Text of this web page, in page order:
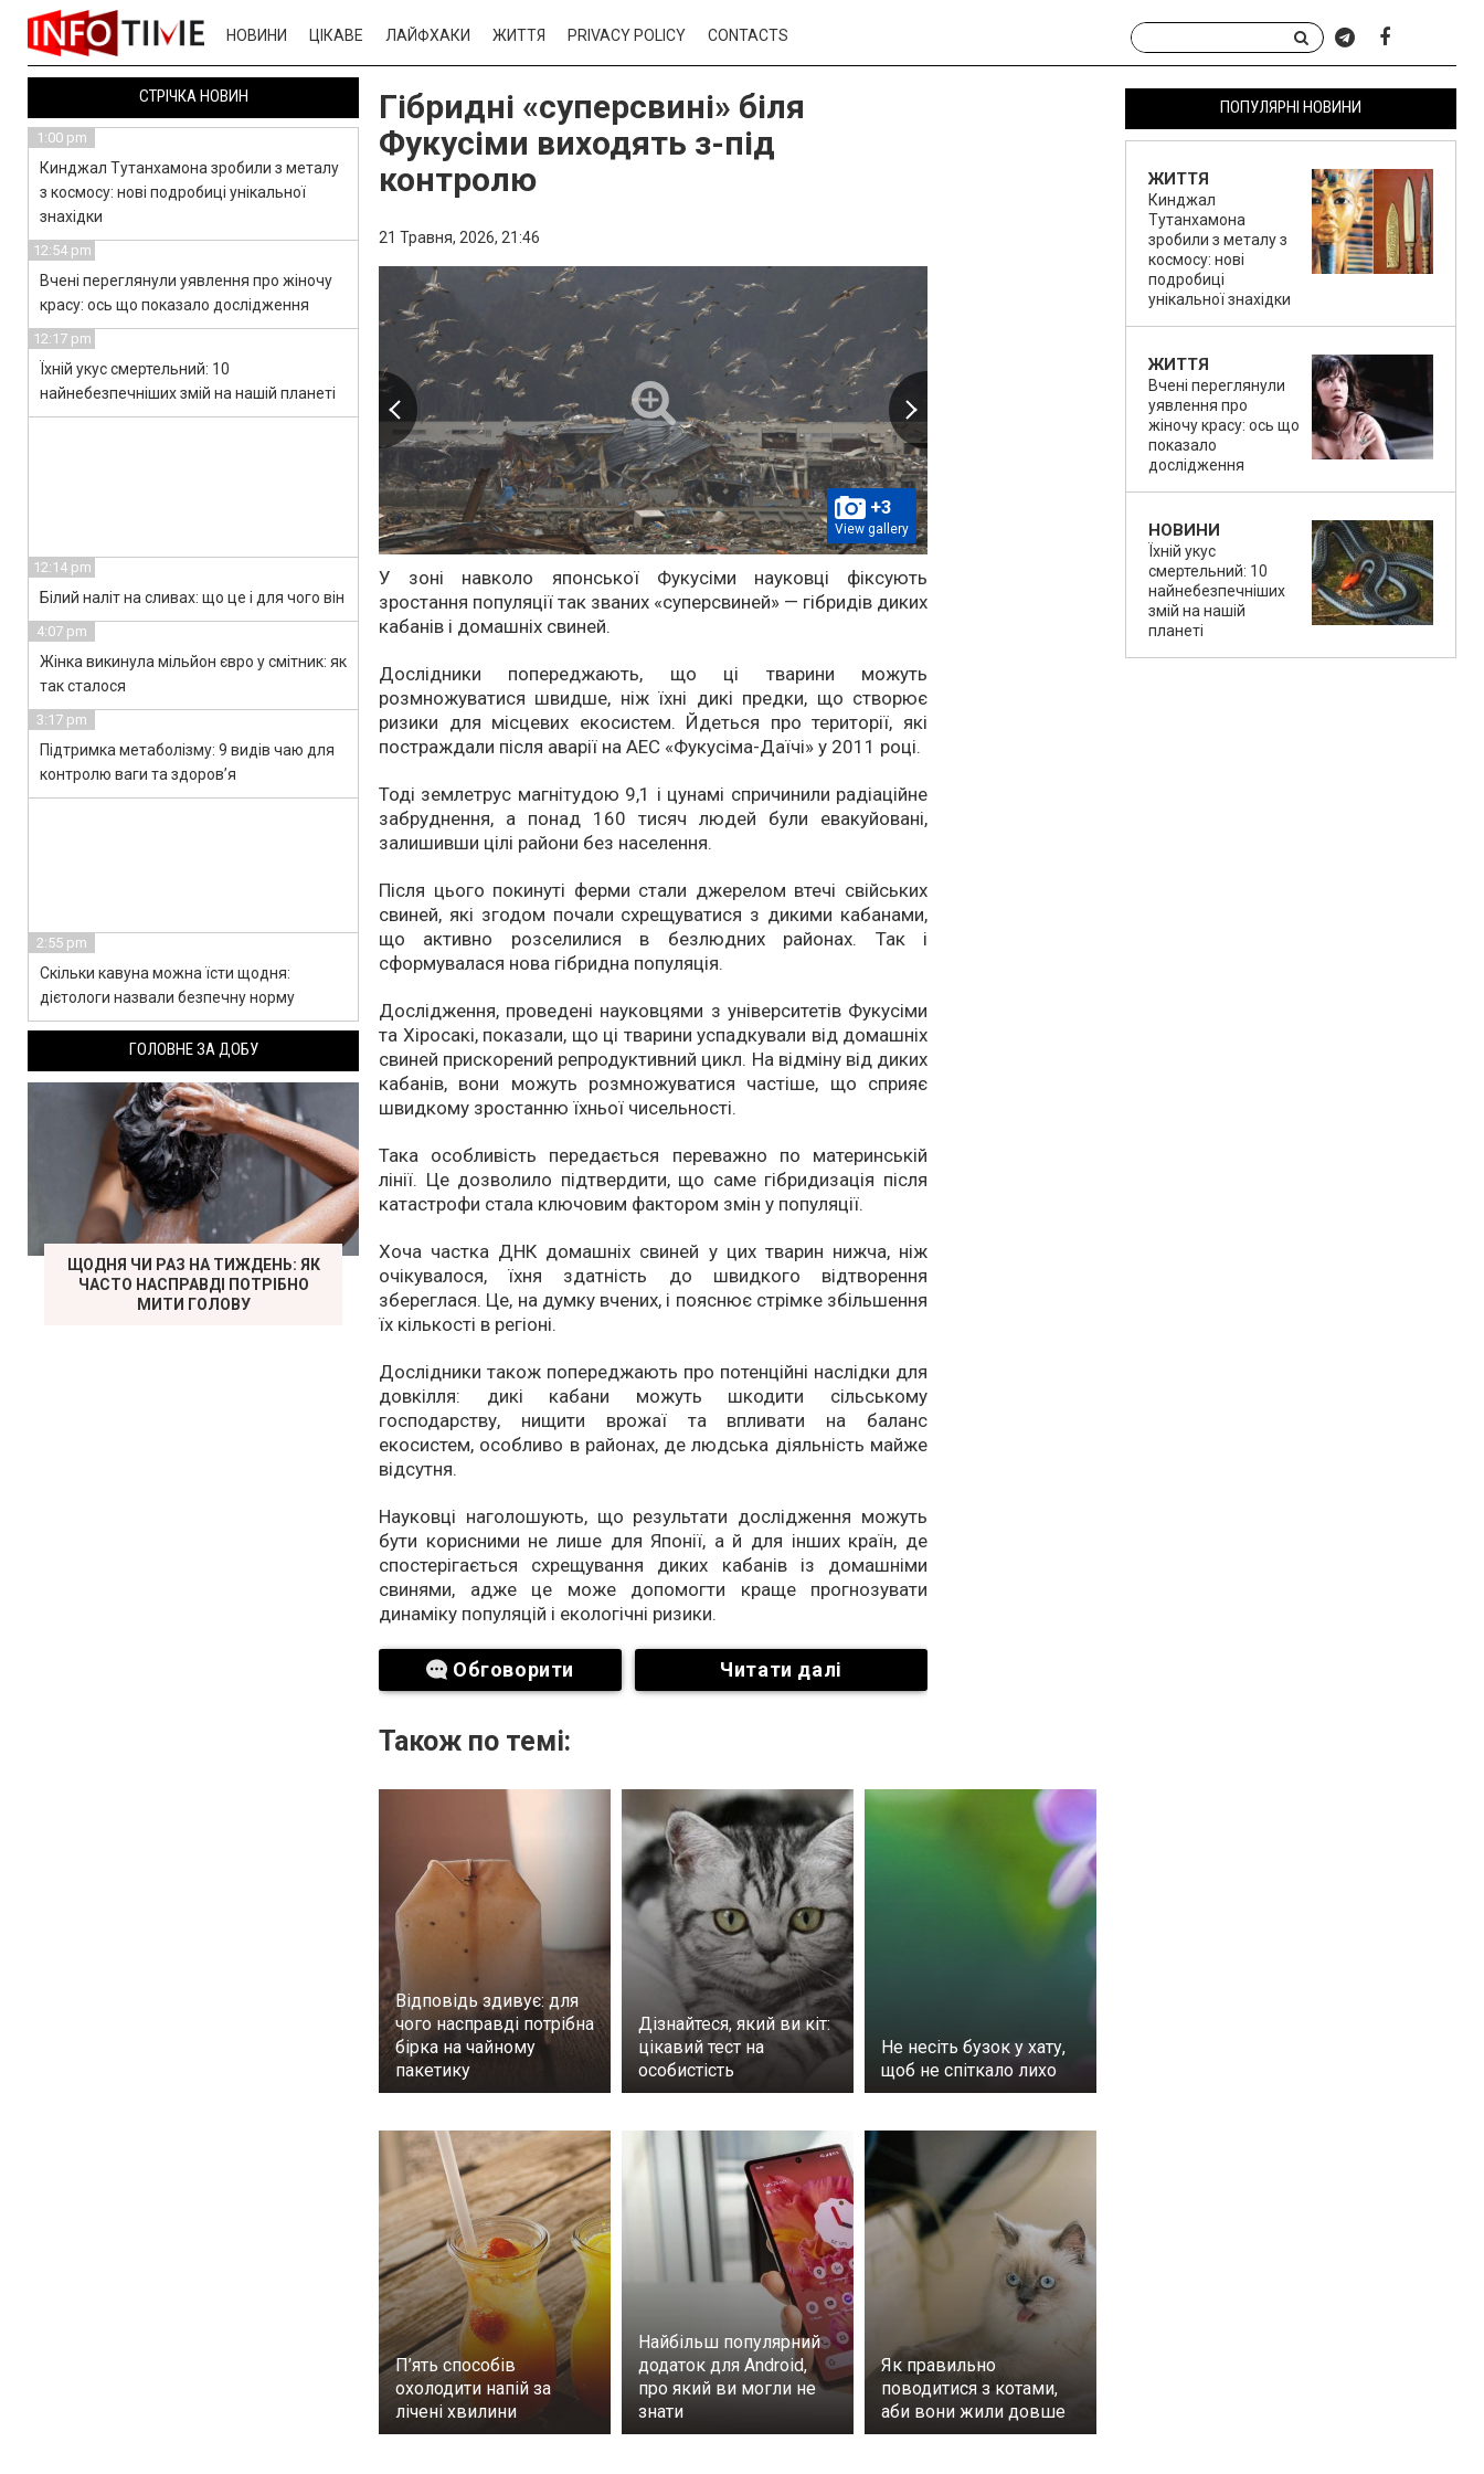
НОВИНИ ЦІКАВЕ ЛАЙФХАКИ ЖИТТЯ PRIVACY POLICY CONTACTS
Гібридні «суперсвині» біля
Фукусіми виходять з-під
контролю
21 Травня, 2026, 21:46
+3
View gallery
У зоні навколо японської Фукусіми науковці фіксують
зростання популяції так званих «суперсвиней» — гібридів диких
кабанів і домашніх свиней.
Дослідники попереджають, що ці тварини можуть
розмножуватися швидше, ніж їхні дикі предки, що створює
ризики для місцевих екосистем. Йдеться про території, які
постраждали після аварії на АЕС «Фукусіма-Даїчі» у 2011 році.
Тоді землетрус магнітудою 9,1 і цунамі спричинили радіаційне
забруднення, а понад 160 тисяч людей були евакуйовані,
залишивши цілі райони без населення.
Після цього покинуті ферми стали джерелом втечі свійських
свиней, які згодом почали схрещуватися з дикими кабанами,
що активно розселилися в безлюдних районах. Так і
сформувалася нова гібридна популяція.
Дослідження, проведені науковцями з університетів Фукусіми
та Хіросакі, показали, що ці тварини успадкували від домашніх
свиней прискорений репродуктивний цикл. На відміну від диких
кабанів, вони можуть розмножуватися частіше, що сприяє
швидкому зростанню їхньої чисельності.
Така особливість передається переважно по материнській
лінії. Це дозволило підтвердити, що саме гібридизація після
катастрофи стала ключовим фактором змін у популяції.
Хоча частка ДНК домашніх свиней у цих тварин нижча, ніж
очікувалося, їхня здатність до швидкого відтворення
збереглася. Це, на думку вчених, і пояснює стрімке збільшення
їх кількості в регіоні.
Дослідники також попереджають про потенційні наслідки для
довкілля: дикі кабани можуть шкодити сільському
господарству, нищити врожаї та впливати на баланс
екосистем, особливо в районах, де людська діяльність майже
відсутня.
Науковці наголошують, що результати дослідження можуть
бути корисними не лише для Японії, а й для інших країн, де
спостерігається схрещування диких кабанів із домашніми
свинями, адже це може допомогти краще прогнозувати
динаміку популяцій і екологічні ризики.
Обговорити Читати далі
Також по темі:
Відповідь здивує: для
чого насправді потрібна
бірка на чайному
пакетику
Дізнайтеся, який ви кіт:
цікавий тест на
особистість
Не несіть бузок у хату,
щоб не спіткало лихо
П’ять способів
охолодити напій за
лічені хвилини
Найбільш популярний
додаток для Android,
про який ви могли не
знати
Як правильно
поводитися з котами,
аби вони жили довше
ПОПУЛЯРНІ НОВИНИ
ЖИТТЯ
Кинджал
Тутанхамона
зробили з металу з
космосу: нові
подробиці
унікальної знахідки
ЖИТТЯ
Вчені переглянули
уявлення про
жіночу красу: ось що
показало
дослідження
НОВИНИ
Їхній укус
смертельний: 10
найнебезпечніших
змій на нашій
планеті
СТРІЧКА НОВИН
1:00 pm
Кинджал Тутанхамона зробили з металу
з космосу: нові подробиці унікальної
знахідки
12:54 pm
Вчені переглянули уявлення про жіночу
красу: ось що показало дослідження
12:17 pm
Їхній укус смертельний: 10
найнебезпечніших змій на нашій планеті
12:14 pm
Білий наліт на сливах: що це і для чого він
4:07 pm
Жінка викинула мільйон євро у смітник: як
так сталося
3:17 pm
Підтримка метаболізму: 9 видів чаю для
контролю ваги та здоров’я
2:55 pm
Скільки кавуна можна їсти щодня:
дієтологи назвали безпечну норму
ГОЛОВНЕ ЗА ДОБУ
ЩОДНЯ ЧИ РАЗ НА ТИЖДЕНЬ: ЯК
ЧАСТО НАСПРАВДІ ПОТРІБНО
МИТИ ГОЛОВУ